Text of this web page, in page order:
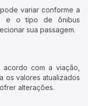
variar conforme a
e o tipo de ônibus
sua passagem.
com a viação,
os valores atualizados
alterações.